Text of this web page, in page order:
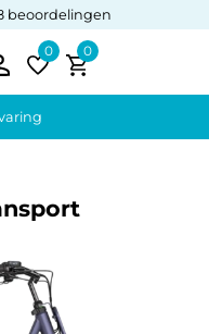
beoordelingen
0 0